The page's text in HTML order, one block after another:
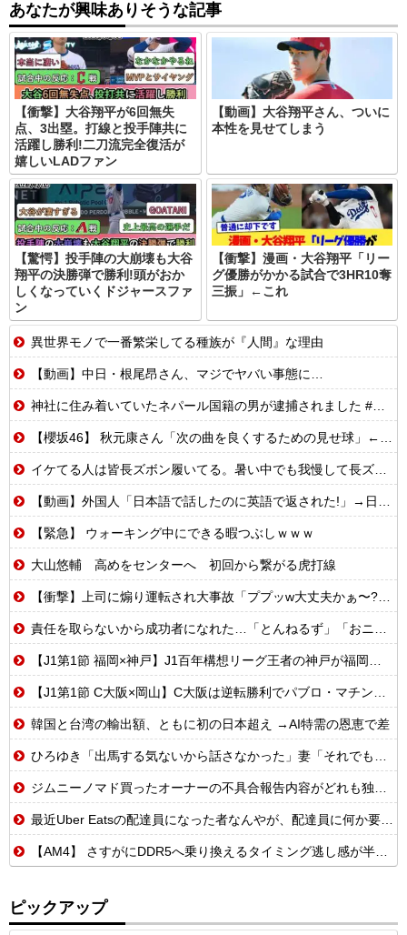
あなたが興味ありそうな記事
【衝撃】大谷翔平が6回無失
点、3出塁。打線と投手陣共に
活躍し勝利!二刀流完全復活が
嬉しいLADファン
【動画】大谷翔平さん、ついに
本性を見せてしまう
【驚愕】投手陣の大崩壊も大谷
翔平の決勝弾で勝利!頭がおか
しくなっていくドジャースファ
ン
【衝撃】漫画・大谷翔平「リー
グ優勝がかかる試合で3HR10奪
三振」←これ
異世界モノで一番繁栄してる種族が『人間』な理由
【動画】中日・根尾昂さん、マジでヤバい事態に…
神社に住み着いていたネパール国籍の男が逮捕されました #移民 #外国人
【櫻坂46】 秋元康さん「次の曲を良くするための見せ球」←これ次...
イケてる人は皆長ズボン履いてる。暑い中でも我慢して長ズボン履いてる。半ズボンはモテ無い。厳しいって
【動画】外国人「日本語で話したのに英語で返された!」→日本人「まず発音を聞かせろ」
【緊急】 ウォーキング中にできる暇つぶしｗｗｗ
大山悠輔 高めをセンターへ 初回から繋がる虎打線
【衝撃】上司に煽り運転され大事故「ププッw大丈夫かぁ〜?w」→俺「あなたのせいで玉突き事故発生してますが」「え!?」
責任を取らないから成功者になれた…「とんねるず」「おニャン子」「AKB」とヒットを出し続けた秋元康の哲学！！！
【J1第1節 福岡×神戸】J1百年構想リーグ王者の神戸が福岡を下し白星発進！エース大迫が決勝ゴール
【J1第1節 C大阪×岡山】C大阪は逆転勝利でパブロ・マチン監督の初陣飾る！ソロモン＆横山は百年構想リーグ岡山戦に続くゴール
韓国と台湾の輸出額、ともに初の日本超え →AI特需の恩恵で差
ひろゆき「出馬する気ないから話さなかった」妻「それでも不誠実だろ」→離婚協議へｗｗｗｗｗ
ジムニーノマド買ったオーナーの不具合報告内容がどれも独特すぎる模様…
最近Uber Eatsの配達員になった者なんやが、配達員に何か要望があったら教えてくれ
【AM4】 さすがにDDR5へ乗り換えるタイミング逃し感が半端ない
ピックアップ